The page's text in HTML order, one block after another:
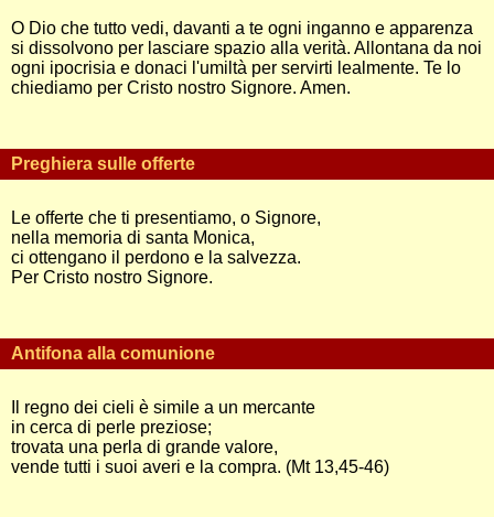
O Dio che tutto vedi, davanti a te ogni inganno e apparenza
si dissolvono per lasciare spazio alla verità. Allontana da noi
ogni ipocrisia e donaci l'umiltà per servirti lealmente. Te lo
chiediamo per Cristo nostro Signore. Amen.
Preghiera sulle offerte
Le offerte che ti presentiamo, o Signore,
nella memoria di santa Monica,
ci ottengano il perdono e la salvezza.
Per Cristo nostro Signore.
Antifona alla comunione
Il regno dei cieli è simile a un mercante
in cerca di perle preziose;
trovata una perla di grande valore,
vende tutti i suoi averi e la compra. (Mt 13,45-46)